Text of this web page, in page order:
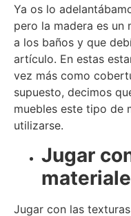
Ya os lo
pero la madera es un
a los baños y que
artículo. En estas
vez más como
supuesto, decimos
muebles este tipo de
utilizarse.
Jugar
Jugar con las